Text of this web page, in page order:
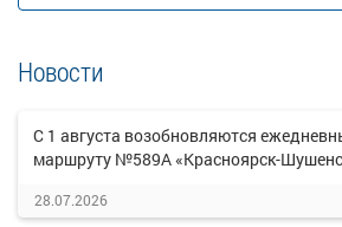
Новости
С 1 августа возобновляются
маршруту №589А «Красноярск-
28.07.2026